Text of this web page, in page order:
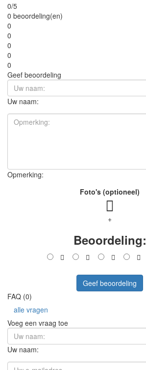
0/5
0 beoordeling(en)
0
0
0
0
0
Geef beoordeling
Uw naam:
Opmerking:
Foto's (optioneel)
+
Beoordeling:
Geef beoordeling
FAQ (0)
alle vragen
Voeg een vraag toe
Uw naam: